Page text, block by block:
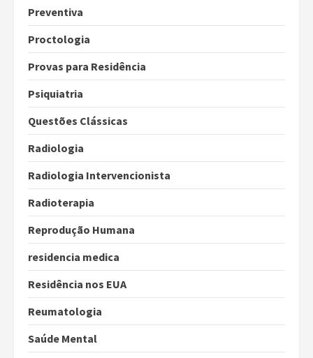
Preventiva
Proctologia
Provas para Residência
Psiquiatria
Questões Clássicas
Radiologia
Radiologia Intervencionista
Radioterapia
Reprodução Humana
residencia medica
Residência nos EUA
Reumatologia
Saúde Mental